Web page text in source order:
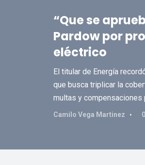
“Que se
Pardow por
eléctrico
El titular de Energía
que busca triplicar la
multas y compensaciones
Camilo Vega Martinez